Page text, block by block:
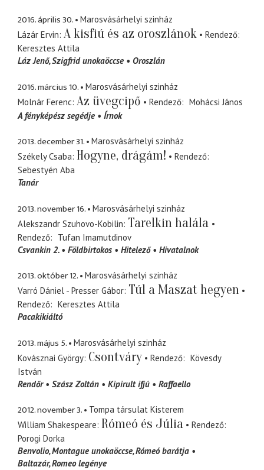
2016. április 30.
Marosvásárhelyi szinház
Lázár Ervin A kisfiú és az oroszlánok
Rendező
Keresztes Attila
Láz Jenő Szigfrid unokaöccse Oroszlán
2016. március 10.
Marosvásárhelyi szinház
Molnár Ferenc Az üvegcipő Rendező
Mohácsi János
A fényképész segédje
Írnok
2013. december 31.
Marosvásárhelyi szinház
Székely Csaba Hogyne, drágám!
Rendező
Sebestyén Aba
Tanár
2013. november 16.
Marosvásárhelyi szinház
Alekszandr Szuhovo-Kobilin Tarelkin halála
Rendező
Tufan Imamutdinov
Csvankin 2.
Földbirtokos Hitelező Hivatalnok
2013. október 12.
Marosvásárhelyi szinház
Varró Dániel - Presser Gábor Túl a Maszat hegyen
Rendező
Keresztes Attila
Pacakikiáltó
2013. május 5.
Marosvásárhelyi szinház
Kovásznai György Csontváry Rendező
Kövesdy
István
Rendőr
Szász Zoltán Kipirult ifjú Raffaello
2012. november 3.
Tompa társulat Kisterem
William Shakespeare Rómeó és Júlia
Rendező
Porogi Dorka
Benvolio Montague unokaöccse, Rómeó barátja
Baltazár Romeo legénye